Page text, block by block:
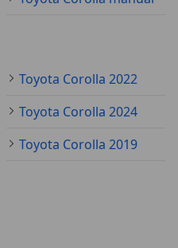
Toyota Corolla 2022
Toyota Corolla 2024
Toyota Corolla 2019